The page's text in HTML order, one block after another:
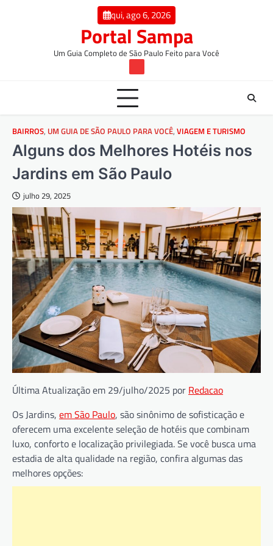
qui, ago 6, 2026
Portal Sampa
Um Guia Completo de São Paulo Feito para Você
TW
BAIRROS, UM GUIA DE SÃO PAULO PARA VOCÊ, VIAGEM E TURISMO
Alguns dos Melhores Hotéis nos
Jardins em São Paulo
julho 29, 2025
Última Atualização em 29/julho/2025 por Redacao
Os Jardins, em São Paulo, são sinônimo de sofisticação e
oferecem uma excelente seleção de hotéis que combinam
luxo, conforto e localização privilegiada. Se você busca uma
estadia de alta qualidade na região, confira algumas das
melhores opções: